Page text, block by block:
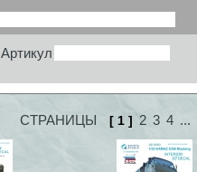
Артикул
СТРАНИЦЫ [ 1 ] 2 3 4 ...